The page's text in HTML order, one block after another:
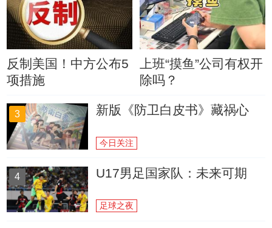
反制美国！中方公布5
项措施
上班“摸鱼”公司有权开
除吗？
3 新版《防卫白皮书》藏祸心
今日关注
4 U17男足国家队：未来可期
足球之夜